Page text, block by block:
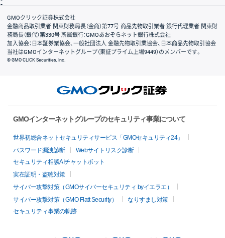
会社案内
GMOクリック証券株式会社
金融商品取引業者 関東財務局長（金商）第77号 商品先物取引業者 銀行代理業者 関東財
務局長（銀代）第330号 所属銀行：GMOあおぞらネット銀行株式会社
加入協会：日本証券業協会、一般社団法人 金融先物取引業協会、日本商品先物取引協会
当社はGMOインターネットグループ（東証プライム上場9449）のメンバーです。
© GMO CLICK Securities, Inc.
GMOインターネットグループのセキュリティ事業について
世界初総合ネットセキュリティサービス「GMOセキュリティ24」
パスワード漏洩診断
Webサイトリスク診断
セキュリティ相談AIチャットボット
実在証明・盗聴対策
サイバー攻撃対策（GMOサイバーセキュリティ byイエラエ）
サイバー攻撃対策（GMO Flatt Security）
なりすまし対策
セキュリティ事業の軌跡